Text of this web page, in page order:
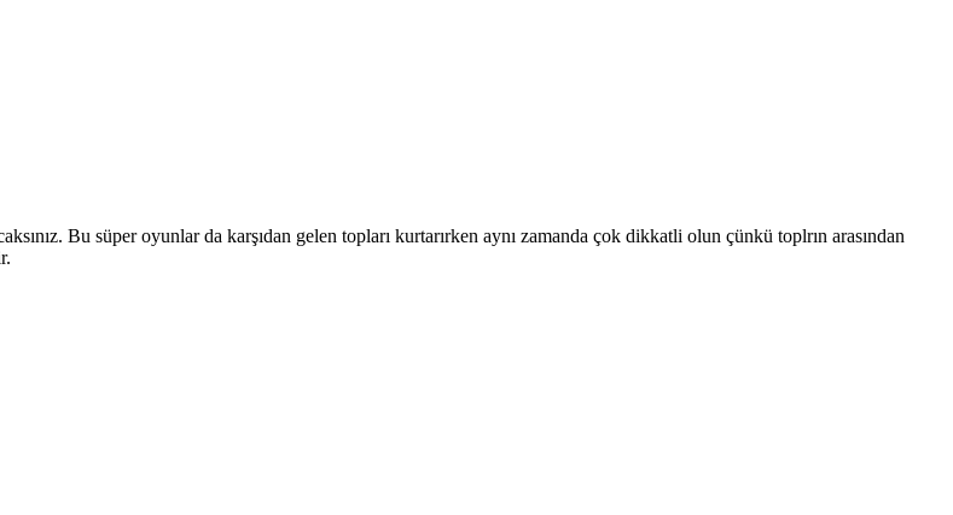
Bu süper oyunlar da karşıdan gelen topları kurtarırken aynı zamanda çok dikkatli olun çünkü toplrın arasından